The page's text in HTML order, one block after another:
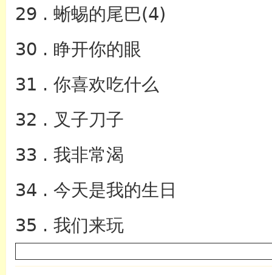
29 . 蜥蜴的尾巴(4)
30 . 睁开你的眼
31 . 你喜欢吃什么
32 . 叉子刀子
33 . 我非常渴
34 . 今天是我的生日
35 . 我们来玩